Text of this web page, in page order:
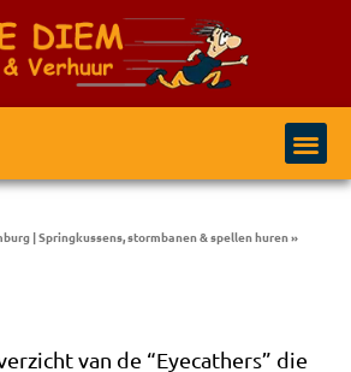
| Springkussens, stormbanen & spellen huren»
van de “Eyecathers” die